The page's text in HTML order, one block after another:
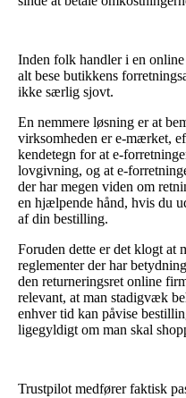
Inden folk handler i en
alt bese butikkens
ikke særlig sjovt.
En nemmere løsning er at
virksomheden er e-mærket,
kendetegn for at e-
lovgivning, og at e-
der har megen viden om
en hjælpende hånd, hvis du
af din bestilling.
Foruden dette er det klogt at
reglementer der har
den returneringsret online
relevant, at man stadigvæk
enhver tid kan påvise
ligegyldigt om man skal
Trustpilot medfører faktisk